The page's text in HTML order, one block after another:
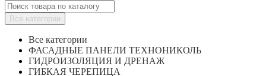
Все категории
Все категории
ФАСАДНЫЕ ПАНЕЛИ ТЕХНОНИКОЛЬ
ГИДРОИЗОЛЯЦИЯ И ДРЕНАЖ
ГИБКАЯ ЧЕРЕПИЦА